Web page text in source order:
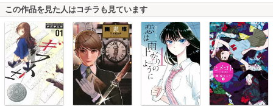
この作品を見た人はコチラも見ています